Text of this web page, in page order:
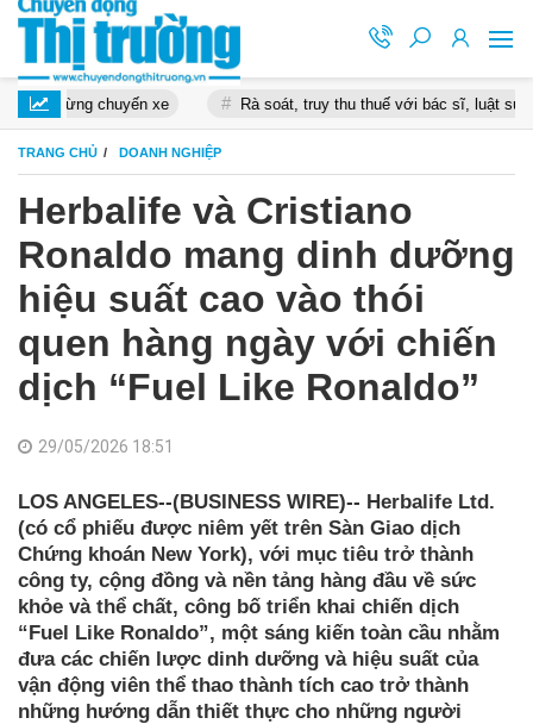
Rà soát, truy thu thuế với bác sĩ, luật sư, môi giới bất động sản
TRANG CHỦ DOANH NGHIỆP
Herbalife và Cristiano
Ronaldo mang dinh dưỡng
hiệu suất cao vào thói
quen hàng ngày với chiến
dịch “Fuel Like Ronaldo”
29/05/2026 18:51
LOS ANGELES--(BUSINESS WIRE)-- Herbalife Ltd.
(có cổ phiếu được niêm yết trên Sàn Giao dịch
Chứng khoán New York), với mục tiêu trở thành
công ty, cộng đồng và nền tảng hàng đầu về sức
khỏe và thể chất, công bố triển khai chiến dịch
“Fuel Like Ronaldo”, một sáng kiến toàn cầu nhằm
đưa các chiến lược dinh dưỡng và hiệu suất của
vận động viên thể thao thành tích cao trở thành
những hướng dẫn thiết thực cho những người